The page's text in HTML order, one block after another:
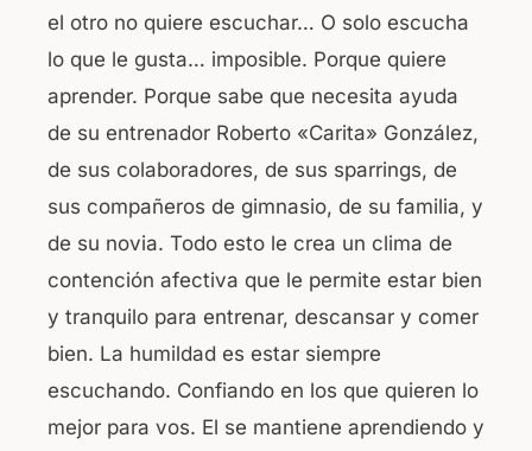
el otro no quiere escuchar… O solo escucha
lo que le gusta… imposible. Porque quiere
aprender. Porque sabe que necesita ayuda
de su entrenador Roberto «Carita» González,
de sus colaboradores, de sus sparrings, de
sus compañeros de gimnasio, de su familia, y
de su novia. Todo esto le crea un clima de
contención afectiva que le permite estar bien
y tranquilo para entrenar, descansar y comer
bien. La humildad es estar siempre
escuchando. Confiando en los que quieren lo
mejor para vos. El se mantiene aprendiendo y